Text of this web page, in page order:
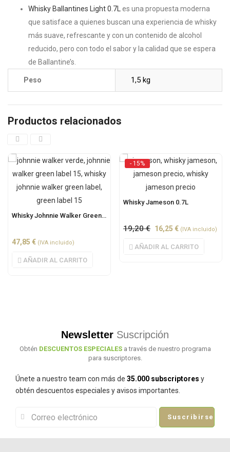
Whisky Ballantines Light 0.7L
es una propuesta moderna
que satisface a quienes buscan una experiencia de whisky
más suave, refrescante y con un contenido de alcohol
reducido, pero con todo el sabor y la calidad que se espera
de Ballantine’s.
Peso 1,5 kg
Productos relacionados
Whisky Johnnie Walker Green Label 15 años 0.7L
47,85 € (IVA incluido)
AÑADIR AL CARRITO
- 15%
Whisky Jameson 0.7L
19,20€ 16,25 € (IVA incluido)
AÑADIR AL CARRITO
Newsletter Suscripción
Obtén DESCUENTOS ESPECIALES a través de nuestro programa
para suscriptores.
Únete a nuestro team con más de 35.000 subscriptores y
obtén descuentos especiales y avisos importantes.
Suscribirse